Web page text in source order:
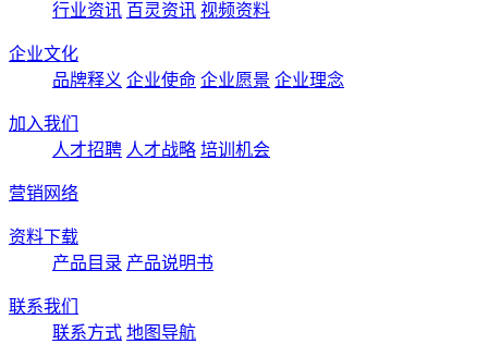
行业资讯 百灵资讯 视频资料
企业文化
品牌释义 企业使命 企业愿景 企业理念
加入我们
人才招聘 人才战略 培训机会
营销网络
资料下载
产品目录 产品说明书
联系我们
联系方式 地图导航